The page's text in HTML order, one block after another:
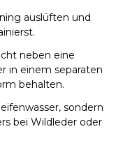
auslüften und
neben eine
in einem separaten
behalten.
sondern
bei Wildleder oder